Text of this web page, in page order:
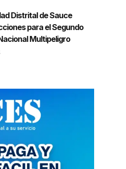
Distrital de Sauce
para el Segundo
Multipeligro